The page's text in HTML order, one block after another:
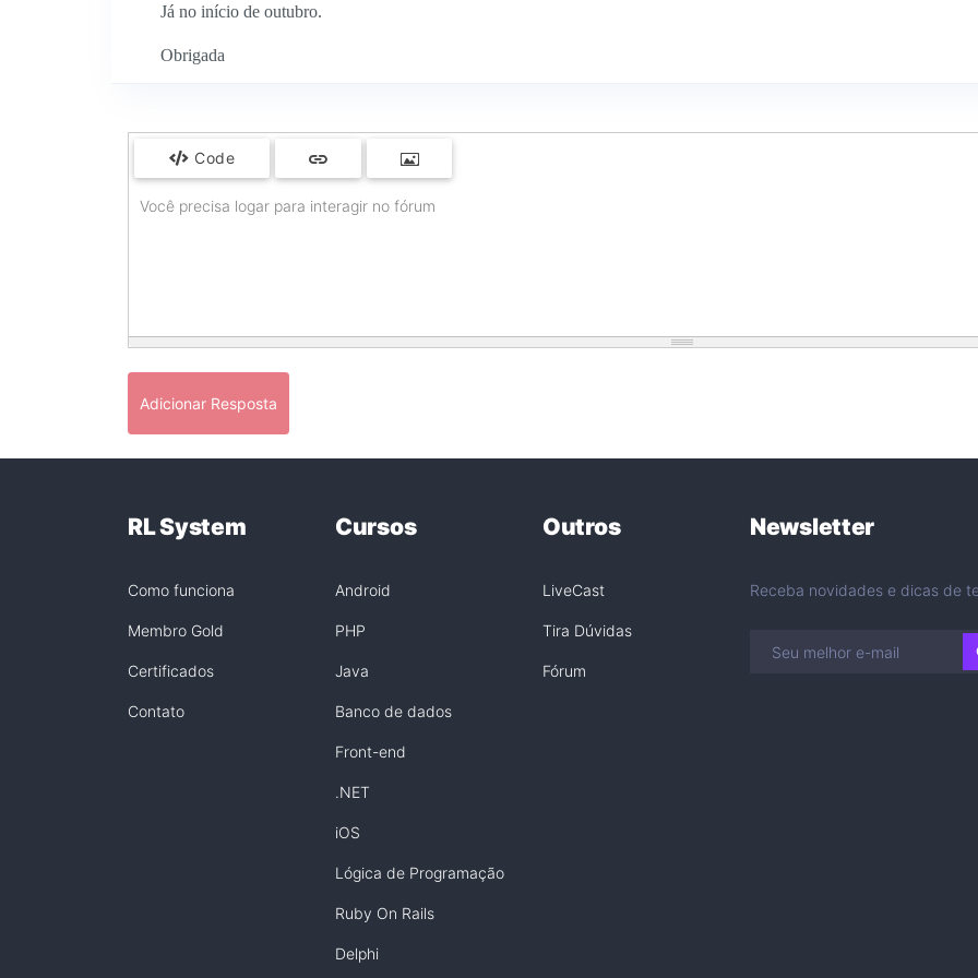
Já no início de outubro.
Obrigada
Code
Você precisa logar para interagir no fórum
Adicionar Resposta
RL System
Como funciona
Membro Gold
Certificados
Contato
Cursos
Android
PHP
Java
Banco de dados
Front-end
.NET
iOS
Lógica de Programação
Ruby On Rails
Delphi
Outros
LiveCast
Tira Dúvidas
Fórum
Newsletter
Receba novidades e dicas de